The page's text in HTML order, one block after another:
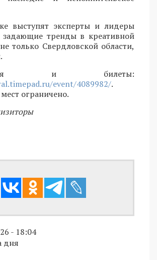
выступят эксперты и лидеры
задающие тренды в креативной
только Свердловской области,
и билеты:
event/4089982/.
ограничено.
- 18:04
дня